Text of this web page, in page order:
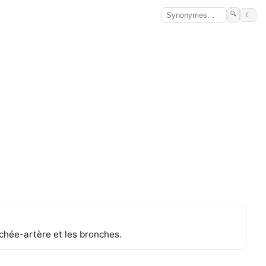
🔍 ☾
artère et les bronches.